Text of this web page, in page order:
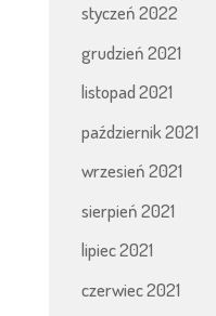
styczeń 2022
grudzień 2021
listopad 2021
październik 2021
wrzesień 2021
sierpień 2021
lipiec 2021
czerwiec 2021